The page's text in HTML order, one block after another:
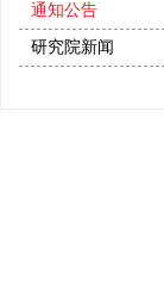
通知公告
研究院新闻